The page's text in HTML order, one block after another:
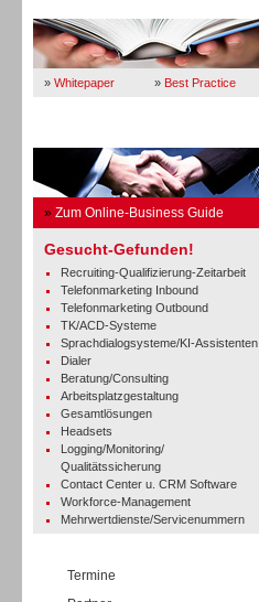
» Whitepaper » Best Practice
» Zum Online-Business Guide
Gesucht-Gefunden!
Recruiting-Qualifizierung-Zeitarbeit
Telefonmarketing Inbound
Telefonmarketing Outbound
TK/ACD-Systeme
Sprachdialogsysteme/KI-Assistenten
Dialer
Beratung/Consulting
Arbeitsplatzgestaltung
Gesamtlösungen
Headsets
Logging/Monitoring/
Qualitätssicherung
Contact Center u. CRM Software
Workforce-Management
Mehrwertdienste/Servicenummern
Termine